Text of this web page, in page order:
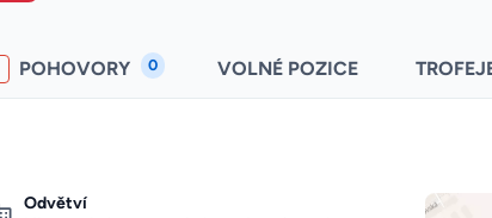
POHOVORY 0 VOLNÉ POZICE
Odvětví